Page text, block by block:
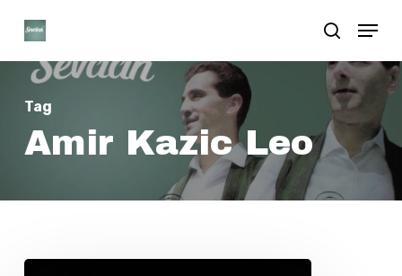
main
content
search
Menu
Tag
Amir Kazic Leo
Close
Menu